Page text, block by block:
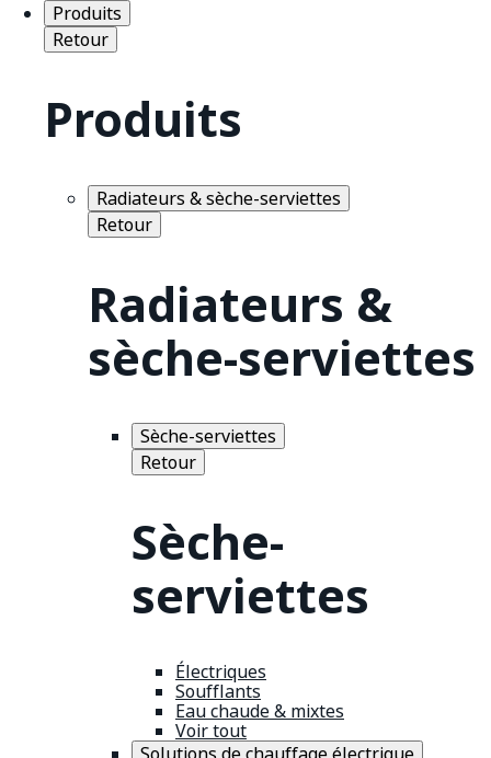
Produits
Retour
Produits
Radiateurs & sèche-serviettes
Retour
Radiateurs &
sèche-serviettes
Sèche-serviettes
Retour
Sèche-
serviettes
Électriques
Soufflants
Eau chaude & mixtes
Voir tout